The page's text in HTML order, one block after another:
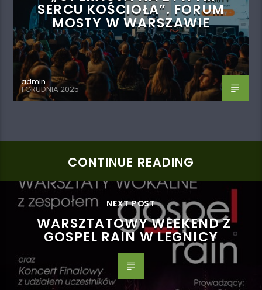
SERCU KOŚCIOŁA”. FORUM
MOSTY W WARSZAWIE
admin
1 GRUDNIA 2025
CONTINUE READING
NEXT POST
WARSZTATOWY WEEKEND Z
GOSPEL RAIN W LEGNICY